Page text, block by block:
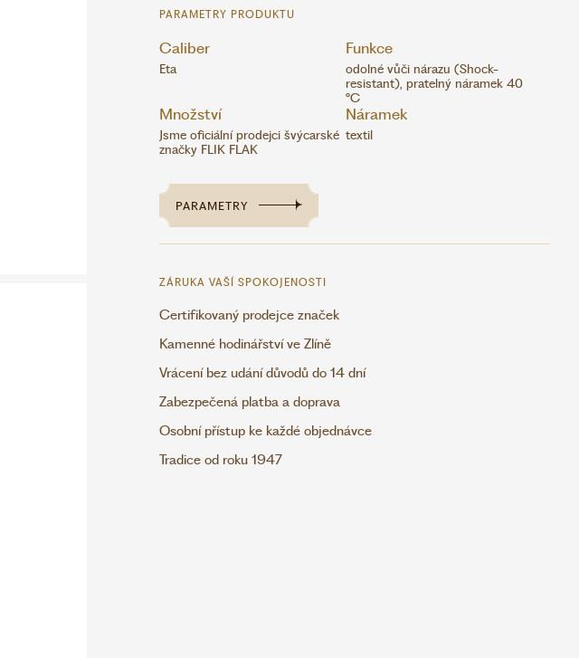
PARAMETRY PRODUKTU
Caliber
Eta
Funkce
odolné vůči nárazu (Shock-
resistant), pratelný náramek 40
°C
Množství
Jsme oficiální prodejci švýcarské
značky FLIK FLAK
Náramek
textil
PARAMETRY
ZÁRUKA VAŠÍ SPOKOJENOSTI
Certifikovaný prodejce značek
Kamenné hodinářství ve Zlíně
Vrácení bez udání důvodů do 14 dní
Zabezpečená platba a doprava
Osobní přístup ke každé objednávce
Tradice od roku 1947